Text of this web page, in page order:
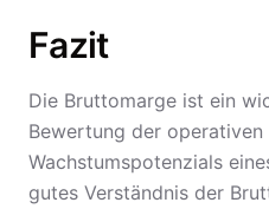
Fazit
Die Bruttomarge ist ein
Bewertung der operativen
Wachstumspotenzials
gutes Verständnis der